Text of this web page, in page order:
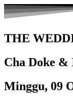
THE
Cha Doke &
Minggu, 09